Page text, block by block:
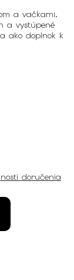
a vačkami.
a vystúpené
ako doplnok k
doručenia